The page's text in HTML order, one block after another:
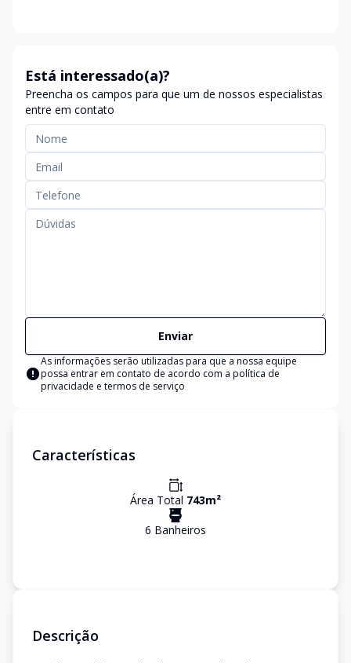
Está interessado(a)?
Preencha os campos para que um de nossos especialistas
entre em contato
Enviar
As informações serão utilizadas para que a nossa equipe
possa entrar em contato de acordo com a política de
privacidade e termos de serviço
Características
Área Total 743m²
6 Banheiros
Descrição